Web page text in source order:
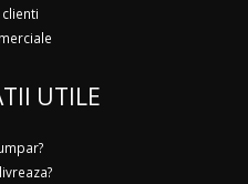
UTILE